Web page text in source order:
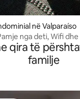
në Valparaíso
nga deti, Wifi
qira të
familje